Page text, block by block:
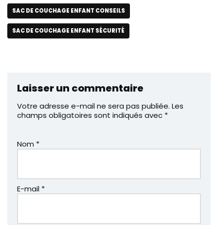
SAC DE COUCHAGE ENFANT CONSEILS
SAC DE COUCHAGE ENFANT SÉCURITÉ
Laisser un commentaire
Votre adresse e-mail ne sera pas publiée. Les
champs obligatoires sont indiqués avec *
Nom *
E-mail *